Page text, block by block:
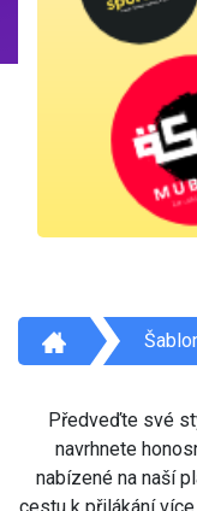
Předveďte své
navrhnete
nabízené na naší